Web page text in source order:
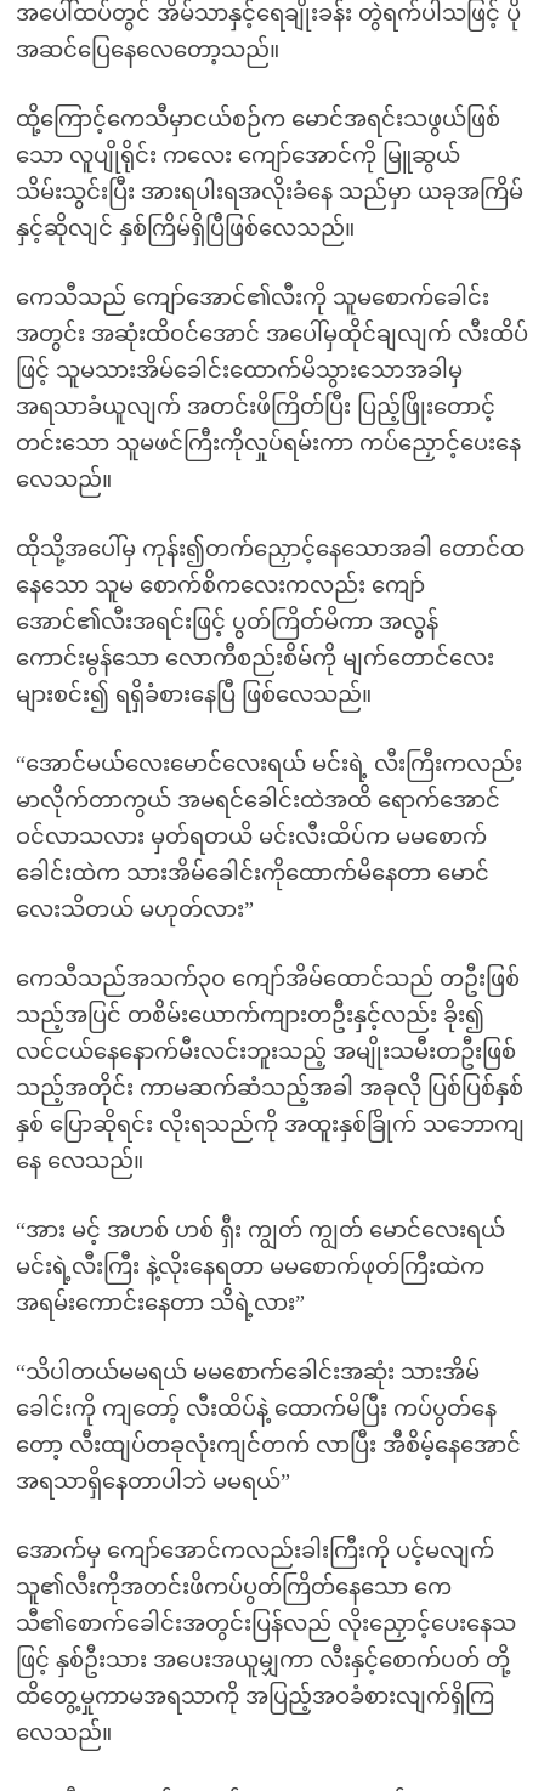
အပေါ်ထပ်တွင် အိမ်သာနှင့်ရေချိုးခန်း တွဲရက်ပါသဖြင့် ပို
အဆင်ပြေနေလေတော့သည်။
ထို့ကြောင့်ကေသီမှာငယ်စဉ်က မောင်အရင်းသဖွယ်ဖြစ်
သော လူပျိုရိုင်း ကလေး ကျော်အောင်ကို မြူဆွယ်
သိမ်းသွင်းပြီး အားရပါးရအလိုးခံနေ သည်မှာ ယခုအကြိမ်
နှင့်ဆိုလျင် နှစ်ကြိမ်ရှိပြီဖြစ်လေသည်။
ကေသီသည် ကျော်အောင်၏လီးကို သူမစောက်ခေါင်း
အတွင်း အဆုံးထိဝင်အောင် အပေါ်မှထိုင်ချလျက် လီးထိပ်
ဖြင့် သူမသားအိမ်ခေါင်းထောက်မိသွားသောအခါမှ
အရသာခံယူလျက် အတင်းဖိကြိတ်ပြီး ပြည့်ဖြိုးတောင့်
တင်းသော သူမဖင်ကြီးကိုလှုပ်ရမ်းကာ ကပ်ညှောင့်ပေးနေ
လေသည်။
ထိုသို့အပေါ်မှ ကုန်း၍တက်ညှောင့်နေသောအခါ တောင်ထ
နေသော သူမ စောက်စိကလေးကလည်း ကျော်
အောင်၏လီးအရင်းဖြင့် ပွတ်ကြိတ်မိကာ အလွန်
ကောင်းမွန်သော လောကီစည်းစိမ်ကို မျက်တောင်လေး
များစင်း၍ ရရှိခံစားနေပြီ ဖြစ်လေသည်။
“အောင်မယ်လေးမောင်လေးရယ် မင်းရဲ့ လီးကြီးကလည်း
မာလိုက်တာကွယ် အမရင်ခေါင်းထဲအထိ ရောက်အောင်
ဝင်လာသလား မှတ်ရတယိ မင်းလီးထိပ်က မမစောက်
ခေါင်းထဲက သားအိမ်ခေါင်းကိုထောက်မိနေတာ မောင်
လေးသိတယ် မဟုတ်လား”
ကေသီသည်အသက်၃၀ ကျော်အိမ်ထောင်သည် တဦးဖြစ်
သည့်အပြင် တစိမ်းယောက်ကျားတဦးနှင့်လည်း ခိုး၍
လင်ငယ်နေနောက်မီးလင်းဘူးသည့် အမျိုးသမီးတဦးဖြစ်
သည့်အတိုင်း ကာမဆက်ဆံသည့်အခါ အခုလို ပြစ်ပြစ်နှစ်
နှစ် ပြောဆိုရင်း လိုးရသည်ကို အထူးနှစ်ခြိုက် သဘောကျ
နေ လေသည်။
“အား မင့် အဟစ် ဟစ် ရှီး ကျွတ် ကျွတ် မောင်လေးရယ်
မင်းရဲ့လီးကြီး နဲ့လိုးနေရတာ မမစောက်ဖုတ်ကြီးထဲက
အရမ်းကောင်းနေတာ သိရဲ့လား”
“သိပါတယ်မမရယ် မမစောက်ခေါင်းအဆုံး သားအိမ်
ခေါင်းကို ကျတော့် လီးထိပ်နဲ့ ထောက်မိပြီး ကပ်ပွတ်နေ
တော့ လီးထျပ်တခုလုံးကျင်တက် လာပြီး အီစိမ့်နေအောင်
အရသာရှိနေတာပါဘဲ မမရယ်”
အောက်မှ ကျော်အောင်ကလည်းခါးကြီးကို ပင့်မလျက်
သူ၏လီးကိုအတင်းဖိကပ်ပွတ်ကြိတ်နေသော ကေ
သီ၏စောက်ခေါင်းအတွင်းပြန်လည် လိုးညှောင့်ပေးနေသ
ဖြင့် နှစ်ဦးသား အပေးအယူမျှကာ လီးနှင့်စောက်ပတ် တို့
ထိတွေ့မှုကာမအရသာကို အပြည့်အဝခံစားလျက်ရှိကြ
လေသည်။